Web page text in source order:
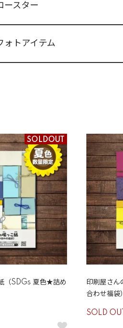
ースター
ォトアイテム
SOLDOUT
（SDGs 夏色★詰め
印刷屋さ
合わせ福袋）
SOLD OUT